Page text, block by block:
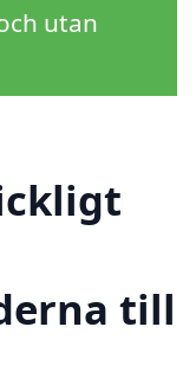
utan
till